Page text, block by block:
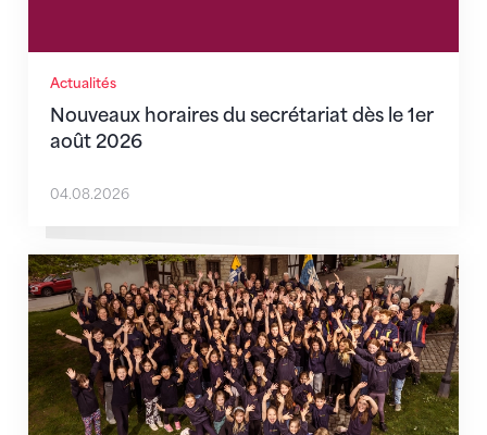
Actualités
Nouveaux horaires du secrétariat dès le 1er
août 2026
04.08.2026
Quand l’inclusion devient une évidence